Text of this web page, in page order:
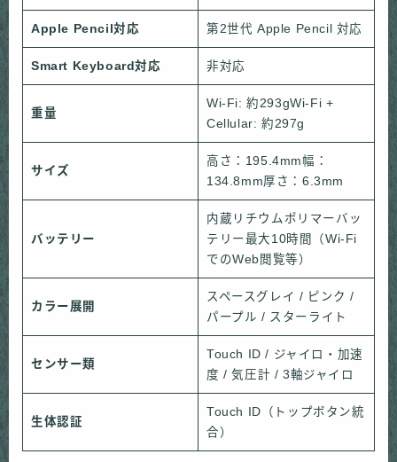
Apple Pencil対応 第2世代 Apple Pencil 対応
Smart Keyboard対応 非対応
重量
Wi-Fi: 約293gWi-Fi +
Cellular: 約297g
サイズ
高さ：195.4mm幅：
134.8mm厚さ：6.3mm
バッテリー
内蔵リチウムポリマーバッ
テリー最大10時間（Wi-Fi
でのWeb閲覧等）
カラー展開
スペースグレイ / ピンク /
パープル / スターライト
センサー類
Touch ID / ジャイロ・加速
度 / 気圧計 / 3軸ジャイロ
生体認証
Touch ID（トップボタン統
合）